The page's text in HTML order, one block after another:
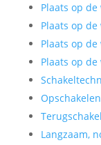
Plaats op
Plaats op
Plaats op
Plaats op
Opschakelen
Langzaam,